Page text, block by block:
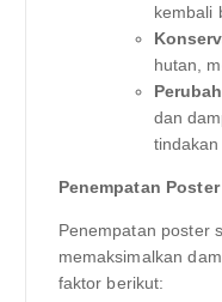
kembali
hutan,
dan
Penempatan
Penempatan poster
memaksimalkan
faktor berikut: